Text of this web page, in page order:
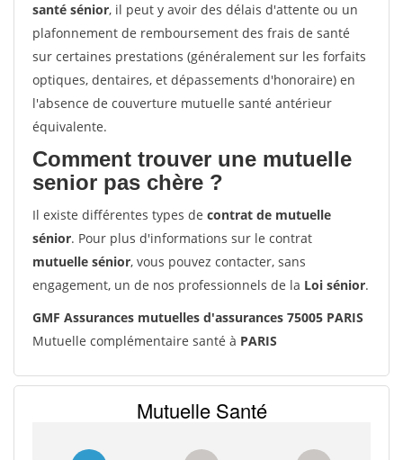
santé sénior, il peut y avoir des délais d'attente ou un
plafonnement de remboursement des frais de santé
sur certaines prestations (généralement sur les forfaits
optiques, dentaires, et dépassements d'honoraire) en
l'absence de couverture mutuelle santé antérieur
équivalente.
Comment trouver une mutuelle
senior pas chère ?
Il existe différentes types de contrat de mutuelle
sénior. Pour plus d'informations sur le contrat
mutuelle sénior, vous pouvez contacter, sans
engagement, un de nos professionnels de la Loi sénior.
GMF Assurances mutuelles d'assurances 75005 PARIS
Mutuelle complémentaire santé à PARIS